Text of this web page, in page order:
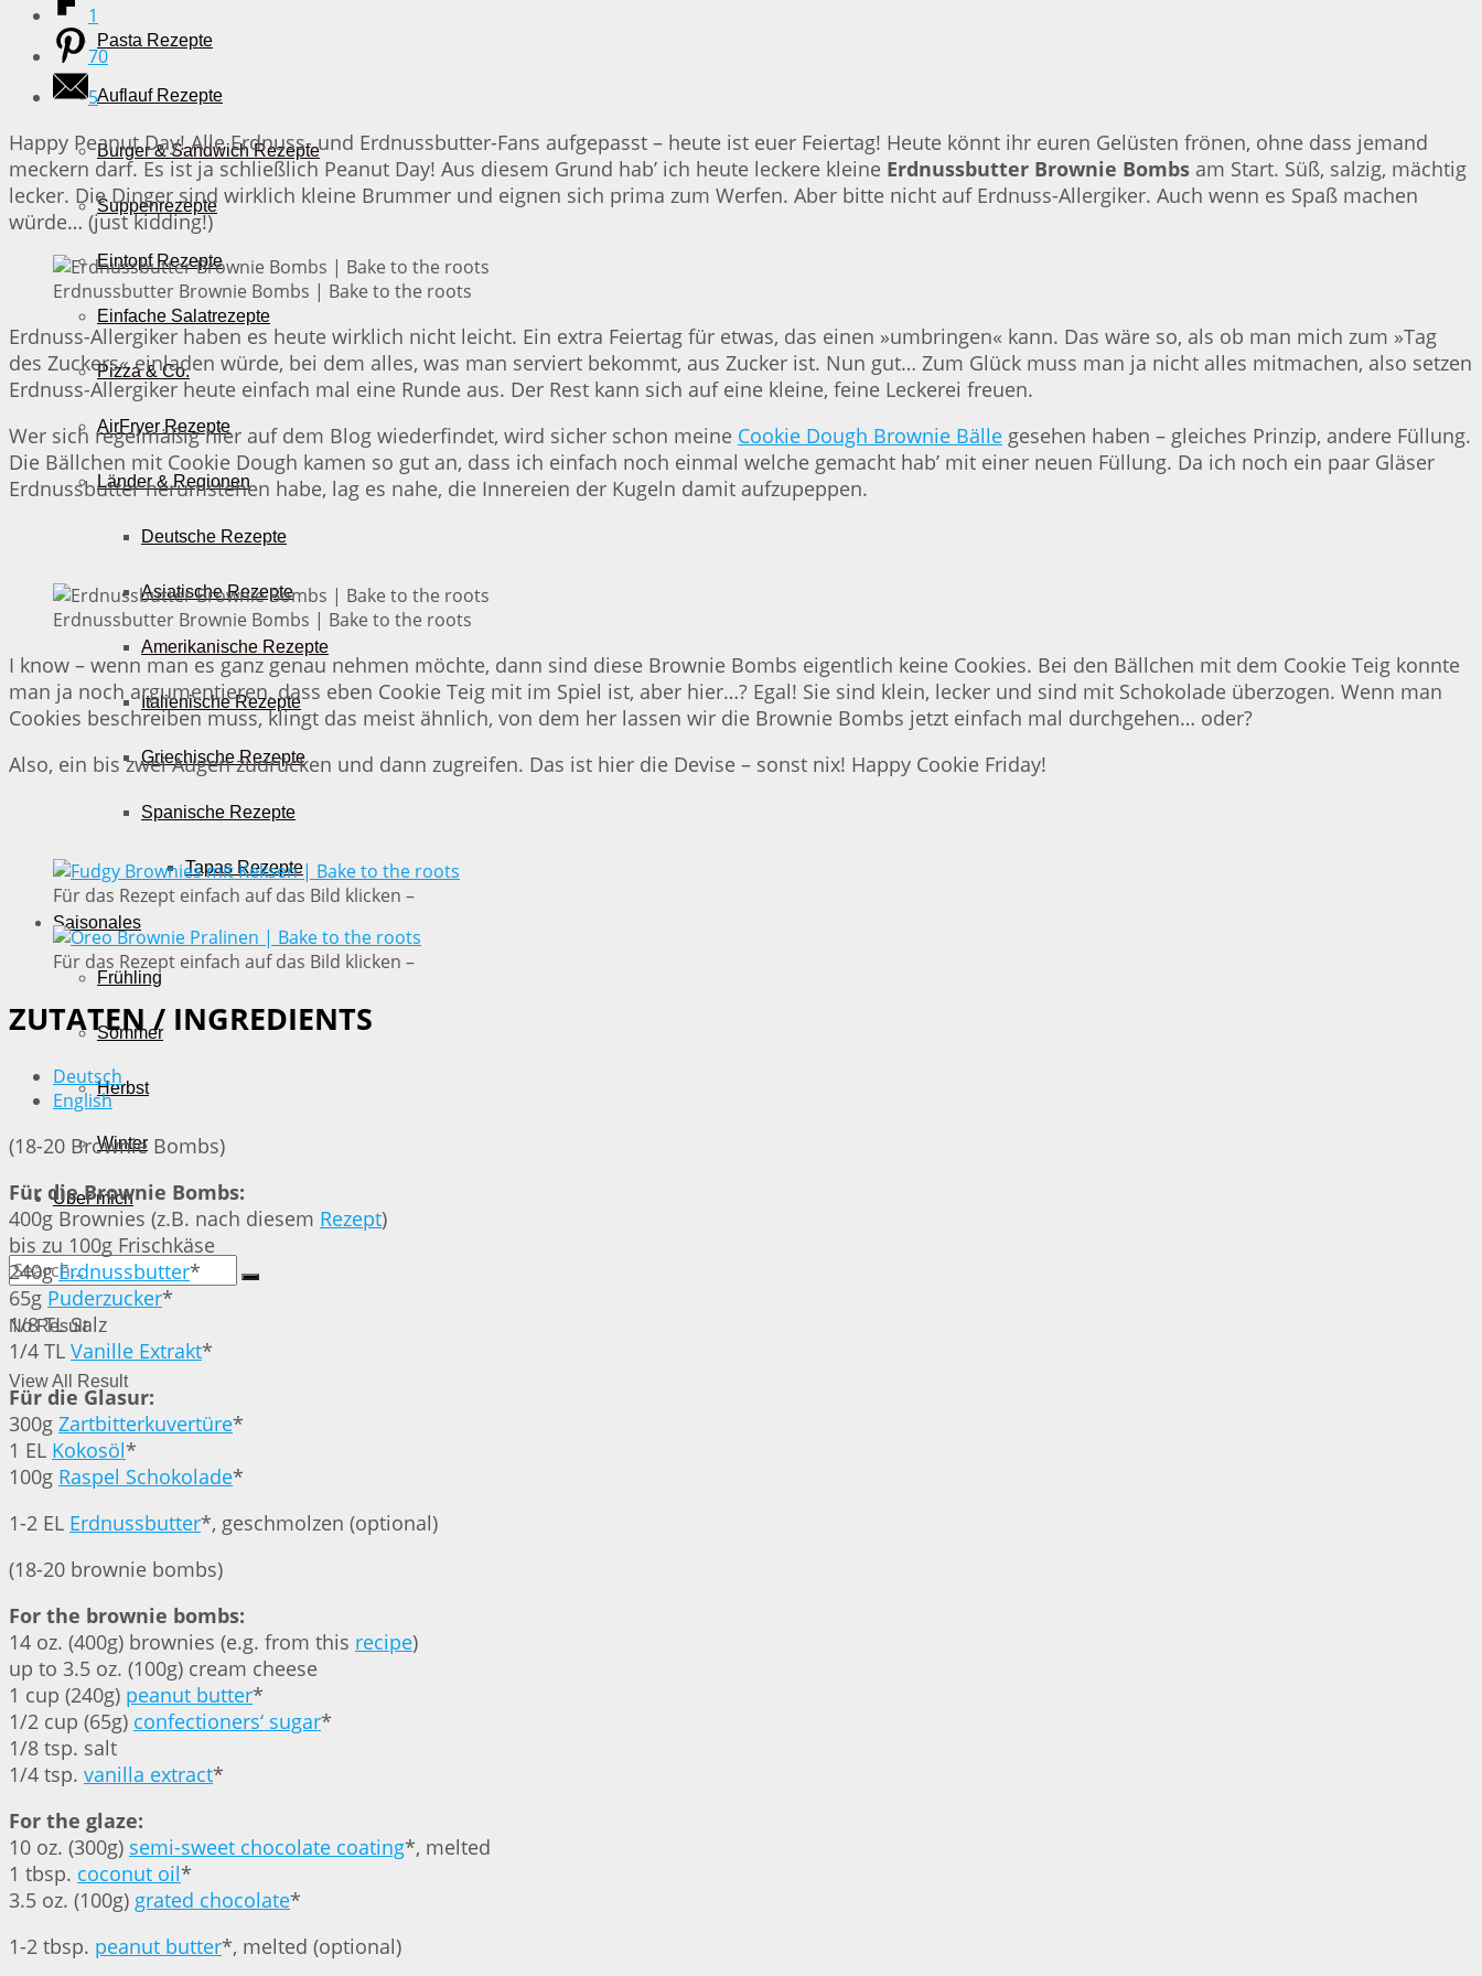
Pasta Rezepte
Auflauf Rezepte
Burger & Sandwich Rezepte
Suppenrezepte
Eintopf Rezepte
Einfache Salatrezepte
Pizza & Co.
AirFryer Rezepte
Länder & Regionen
Deutsche Rezepte
Asiatische Rezepte
Amerikanische Rezepte
Italienische Rezepte
Griechische Rezepte
Spanische Rezepte
Tapas Rezepte
Saisonales
Frühling
Sommer
Herbst
Winter
Über mich
No Result
View All Result
1
70
5
Happy Peanut Day! Alle Erdnuss- und Erdnussbutter-Fans aufgepasst – heute ist euer Feiertag! Heute könnt ihr euren Gelüsten frönen, ohne dass jemand
meckern darf. Es ist ja schließlich Peanut Day! Aus diesem Grund hab’ ich heute leckere kleine Erdnussbutter Brownie Bombs am Start. Süß, salzig, mächtig
lecker. Die Dinger sind wirklich kleine Brummer und eignen sich prima zum Werfen. Aber bitte nicht auf Erdnuss-Allergiker. Auch wenn es Spaß machen
würde… (just kidding!)
Erdnussbutter Brownie Bombs | Bake to the roots
Erdnuss-Allergiker haben es heute wirklich nicht leicht. Ein extra Feiertag für etwas, das einen »umbringen« kann. Das wäre so, als ob man mich zum »Tag
des Zuckers« einladen würde, bei dem alles, was man serviert bekommt, aus Zucker ist. Nun gut… Zum Glück muss man ja nicht alles mitmachen, also setzen
Erdnuss-Allergiker heute einfach mal eine Runde aus. Der Rest kann sich auf eine kleine, feine Leckerei freuen.
Wer sich regelmäßig hier auf dem Blog wiederfindet, wird sicher schon meine Cookie Dough Brownie Bälle gesehen haben – gleiches Prinzip, andere Füllung.
Die Bällchen mit Cookie Dough kamen so gut an, dass ich einfach noch einmal welche gemacht hab’ mit einer neuen Füllung. Da ich noch ein paar Gläser
Erdnussbutter herumstehen habe, lag es nahe, die Innereien der Kugeln damit aufzupeppen.
Erdnussbutter Brownie Bombs | Bake to the roots
I know – wenn man es ganz genau nehmen möchte, dann sind diese Brownie Bombs eigentlich keine Cookies. Bei den Bällchen mit dem Cookie Teig konnte
man ja noch argumentieren, dass eben Cookie Teig mit im Spiel ist, aber hier…? Egal! Sie sind klein, lecker und sind mit Schokolade überzogen. Wenn man
Cookies beschreiben muss, klingt das meist ähnlich, von dem her lassen wir die Brownie Bombs jetzt einfach mal durchgehen… oder?
Also, ein bis zwei Augen zudrücken und dann zugreifen. Das ist hier die Devise – sonst nix! Happy Cookie Friday!
Für das Rezept einfach auf das Bild klicken –
Für das Rezept einfach auf das Bild klicken –
ZUTATEN / INGREDIENTS
Deutsch
English
(18-20 Brownie Bombs)
Für die Brownie Bombs:
400g Brownies (z.B. nach diesem Rezept)
bis zu 100g Frischkäse
240gErdnussbutter*
65g Puderzucker*
1/8 TL Salz
1/4 TL Vanille Extrakt*
Für die Glasur:
300g Zartbitterkuvertüre*
1 EL Kokosöl*
100g Raspel Schokolade*
1-2 EL Erdnussbutter*, geschmolzen (optional)
(18-20 brownie bombs)
For the brownie bombs:
14 oz. (400g) brownies (e.g. from this recipe)
up to 3.5 oz. (100g) cream cheese
1 cup (240g) peanut butter*
1/2 cup (65g) confectioners‘ sugar*
1/8 tsp. salt
1/4 tsp. vanilla extract*
For the glaze:
10 oz. (300g) semi-sweet chocolate coating*, melted
1 tbsp. coconut oil*
3.5 oz. (100g) grated chocolate*
1-2 tbsp. peanut butter*, melted (optional)